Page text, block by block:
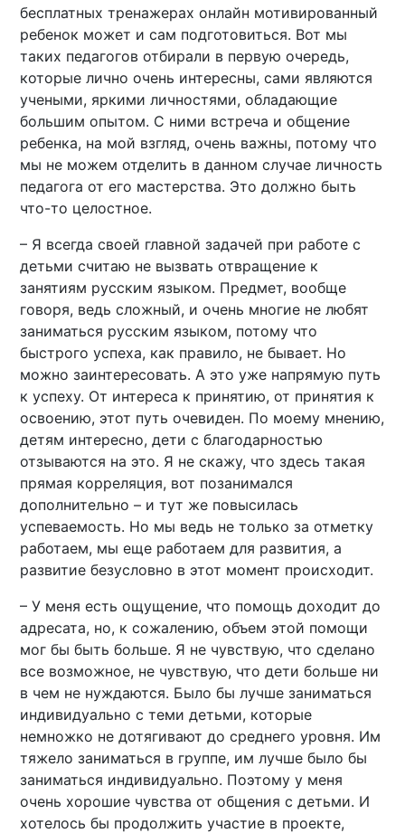
бесплатных тренажерах онлайн мотивированный
ребенок может и сам подготовиться. Вот мы
таких педагогов отбирали в первую очередь,
которые лично очень интересны, сами являются
учеными, яркими личностями, обладающие
большим опытом. С ними встреча и общение
ребенка, на мой взгляд, очень важны, потому что
мы не можем отделить в данном случае личность
педагога от его мастерства. Это должно быть
что-то целостное.
– Я всегда своей главной задачей при работе с
детьми считаю не вызвать отвращение к
занятиям русским языком. Предмет, вообще
говоря, ведь сложный, и очень многие не любят
заниматься русским языком, потому что
быстрого успеха, как правило, не бывает. Но
можно заинтересовать. А это уже напрямую путь
к успеху. От интереса к принятию, от принятия к
освоению, этот путь очевиден. По моему мнению,
детям интересно, дети с благодарностью
отзываются на это. Я не скажу, что здесь такая
прямая корреляция, вот позанимался
дополнительно – и тут же повысилась
успеваемость. Но мы ведь не только за отметку
работаем, мы еще работаем для развития, а
развитие безусловно в этот момент происходит.
– У меня есть ощущение, что помощь доходит до
адресата, но, к сожалению, объем этой помощи
мог бы быть больше. Я не чувствую, что сделано
все возможное, не чувствую, что дети больше ни
в чем не нуждаются. Было бы лучше заниматься
индивидуально с теми детьми, которые
немножко не дотягивают до среднего уровня. Им
тяжело заниматься в группе, им лучше было бы
заниматься индивидуально. Поэтому у меня
очень хорошие чувства от общения с детьми. И
хотелось бы продолжить участие в проекте,